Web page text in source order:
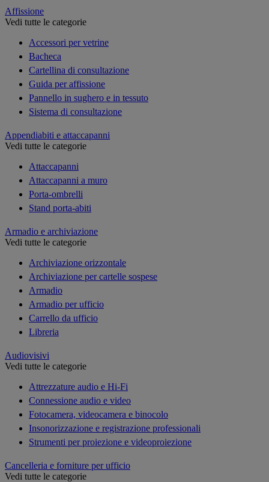
Affissione
Vedi tutte le categorie
Accessori per vetrine
Bacheca
Cartellina di consultazione
Guida per affissione
Pannello in sughero e in tessuto
Sistema di consultazione
Appendiabiti e attaccapanni
Vedi tutte le categorie
Attaccapanni
Attaccapanni a muro
Porta-ombrelli
Stand porta-abiti
Armadio e archiviazione
Vedi tutte le categorie
Archiviazione orizzontale
Archiviazione per cartelle sospese
Armadio
Armadio per ufficio
Carrello da ufficio
Libreria
Audiovisivi
Vedi tutte le categorie
Attrezzature audio e Hi-Fi
Connessione audio e video
Fotocamera, videocamera e binocolo
Insonorizzazione e registrazione professionali
Strumenti per proiezione e videoproiezione
Cancelleria e forniture per ufficio
Vedi tutte le categorie